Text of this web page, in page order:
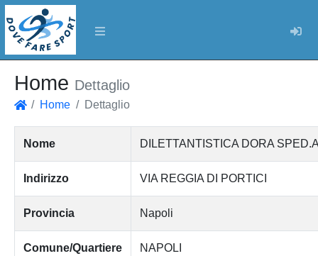
Home Dettaglio
Home Dettaglio
Nome DILETTANTISTICA DORA
Indirizzo VIA REGGIA DI PORTICI
Provincia Napoli
Comune/Quartiere NAPOLI